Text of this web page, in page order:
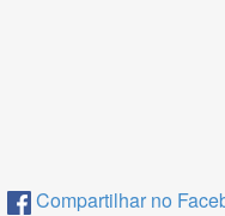
Compartilhar no